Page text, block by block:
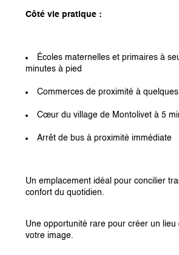
Côté vie pratique :
Écoles maternelles et primaires à
minutes à pied
Commerces de proximité à
Cœur du village de Montolivet à 5
Arrêt de bus à proximité immédiate
Un emplacement idéal pour concilier
confort du quotidien.
Une opportunité rare pour créer un lieu
votre image.